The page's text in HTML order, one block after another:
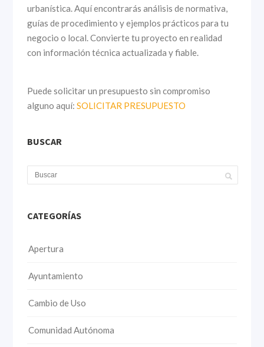
urbanística. Aquí encontrarás análisis de normativa,
guías de procedimiento y ejemplos prácticos para tu
negocio o local. Convierte tu proyecto en realidad
con información técnica actualizada y fiable.
Puede solicitar un presupuesto sin compromiso
alguno aquí: SOLICITAR PRESUPUESTO
BUSCAR
CATEGORÍAS
Apertura
Ayuntamiento
Cambio de Uso
Comunidad Autónoma